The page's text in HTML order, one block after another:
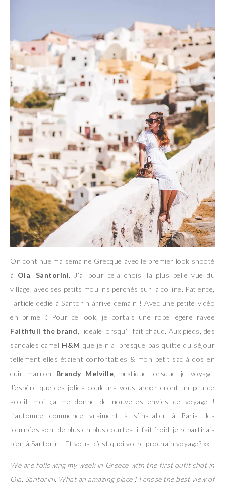
On continue ma semaine Grecque avec le premier look shooté
à Oia Santorini. J’ai pour cela choisi la plus belle vue du
village, avec ses petits moulins perchés sur la colline. Patience,
l’article dédié à Santorin arrive demain ! Avec une petite vidéo
en prime :) Pour ce look, je portais une robe légère rayée
Faithfull the brand
, idéale lorsqu’il fait chaud. Aux pieds, des
sandales camel H&M que je n’ai presque pas quitté du séjour
tellement elles étaient confortables & mon petit sac à dos en
cuir marron Brandy Melville , pratique lorsque je voyage.
J’espère que ces jolies couleurs vous apporteront un peu de
soleil, moi ça me donne de nouvelles envies de voyage !
L’automne commence vraiment à s’installer à Paris, les
journées sont de plus en plus courtes, il fait froid, je repartirais
bien à Santorin ! Et vous, c’est quoi votre prochain voyage? xx
We are following my week in Greece with the first oufit shot in
Oia, Santorini. What an amazing place ! I chose the best view of